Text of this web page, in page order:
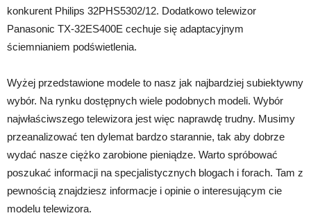
konkurent Philips 32PHS5302/12. Dodatkowo telewizor
Panasonic TX-32ES400E cechuje się adaptacyjnym
ściemnianiem podświetlenia.
Wyżej przedstawione modele to nasz jak najbardziej subiektywny
wybór. Na rynku dostępnych wiele podobnych modeli. Wybór
najwłaściwszego telewizora jest więc naprawdę trudny. Musimy
przeanalizować ten dylemat bardzo starannie, tak aby dobrze
wydać nasze ciężko zarobione pieniądze. Warto spróbować
poszukać informacji na specjalistycznych blogach i forach. Tam z
pewnością znajdziesz informacje i opinie o interesującym cie
modelu telewizora.